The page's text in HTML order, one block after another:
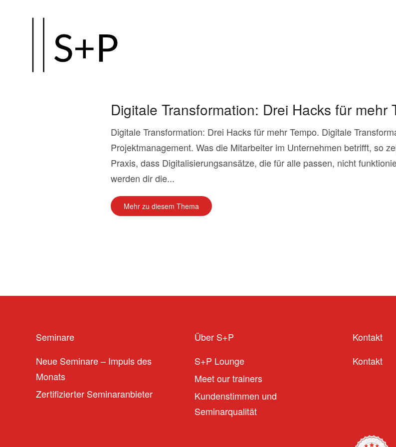
Hauptinhalt
Digitale Transformation: Drei Hacks für mehr
Digitale Transformation: Drei Hacks für mehr Tempo. Digitale
Projektmanagement. Was die Mitarbeiter im Unternehmen betrifft, so
Praxis, dass Digitalisierungsansätze, die für alle passen, nicht
werden dir die...
Mehr zu diesem Thema
Seminare
Neue Seminare – Impuls des
Monats
Zertifizierter Seminaranbieter
Über S+P
S+P Lounge
Meet our trainers
Kundenstimmen und
Seminarqualität
Kontakt
Kontakt